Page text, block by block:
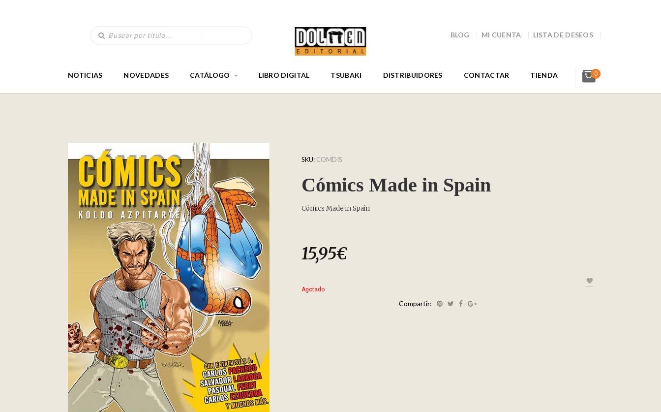
BLOG MI CUENTA LISTA DE DESEOS
NOTICIAS NOVEDADES CATÁLOGO LIBRO DIGITAL TSUBAKI DISTRIBUIDORES CONTACTAR TIENDA 0
SKU: COMDIS
Cómics Made in Spain
Cómics Made in Spain
15,95€
Agotado
Compartir: